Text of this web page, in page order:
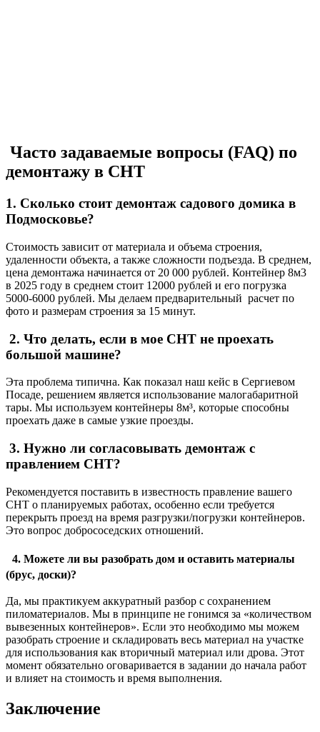
Часто задаваемые вопросы (FAQ) по
демонтажу в СНТ
1. Сколько стоит демонтаж садового домика в
Подмосковье?
Стоимость зависит от материала и объема строения,
удаленности объекта, а также сложности подъезда. В среднем,
цена демонтажа начинается от 20 000 рублей. Контейнер 8м3
в 2025 году в среднем стоит 12000 рублей и его погрузка
5000-6000 рублей. Мы делаем предварительный расчет по
фото и размерам строения за 15 минут.
2. Что делать, если в мое СНТ не проехать
большой машине?
Эта проблема типична. Как показал наш кейс в Сергиевом
Посаде, решением является использование малогабаритной
тары. Мы используем контейнеры 8м³, которые способны
проехать даже в самые узкие проезды.
3. Нужно ли согласовывать демонтаж с
правлением СНТ?
Рекомендуется поставить в известность правление вашего
СНТ о планируемых работах, особенно если требуется
перекрыть проезд на время разгрузки/погрузки контейнеров.
Это вопрос добрососедских отношений.
4. Можете ли вы разобрать дом и оставить материалы
(брус, доски)?
Да, мы практикуем аккуратный разбор с сохранением
пиломатериалов. Мы в принципе не гонимся за «количеством
вывезенных контейнеров». Если это необходимо мы можем
разобрать строение и складировать весь материал на участке
для использования как вторичный материал или дрова. Этот
момент обязательно оговаривается в задании до начала работ
и влияет на стоимость и время выполнения.
Заключение